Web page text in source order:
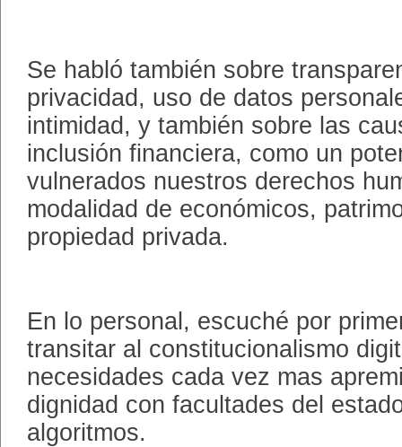
Se habló también sobre
privacidad, uso de datos
intimidad, y también sobre las
inclusión financiera, como un
vulnerados nuestros derechos
modalidad de económicos,
propiedad privada.
En lo personal, escuché por
transitar al constitucionalismo
necesidades cada vez mas
dignidad con facultades del
algoritmos.